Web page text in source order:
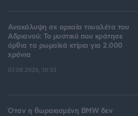
Ανακάλυψη σε αρχαία τουαλέτα του
Αδριανού: Το μυστικό που κράτησε
όρθια τα ρωμαϊκά κτίρια για 2.000
χρόνια
07.08.2026, 10:33
Όταν η θωρακισμένη BMW δεν